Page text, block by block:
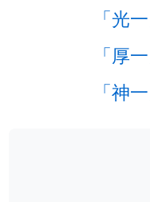
「光
「厚
「神